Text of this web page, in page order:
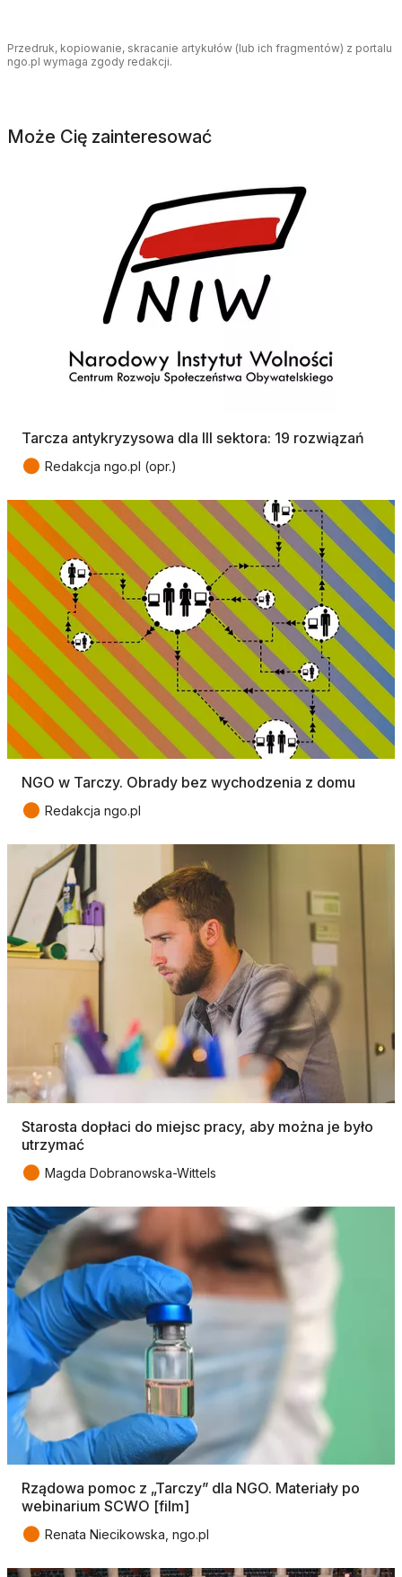
Przedruk, kopiowanie, skracanie artykułów (lub ich fragmentów) z portalu
ngo.pl wymaga zgody redakcji.
Może Cię zainteresować
Tarcza antykryzysowa dla III sektora: 19 rozwiązań
● Redakcja ngo.pl (opr.)
NGO w Tarczy. Obrady bez wychodzenia z domu
● Redakcja ngo.pl
Starosta dopłaci do miejsc pracy, aby można je było
utrzymać
● Magda Dobranowska-Wittels
Rządowa pomoc z „Tarczy” dla NGO. Materiały po
webinarium SCWO [film]
● Renata Niecikowska, ngo.pl